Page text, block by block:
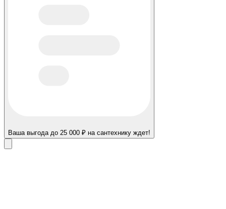
Ваша выгода до 25 000 ₽ на сантехнику ждет!